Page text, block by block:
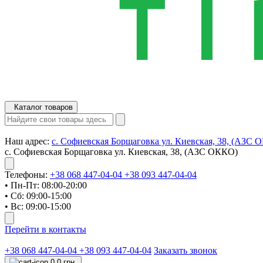
Каталог товаров
Наш адрес: с. Софиевская Борщаговка ул. Киевская, 38, (АЗС
с. Софиевская Борщаговка ул. Киевская, 38, (АЗС ОККО)
Телефоны: +38 068 447-04-04 +38 093 447-04-04
• Пн-Пт: 08:00-20:00
• Сб: 09:00-15:00
• Вс: 09:00-15:00
Перейти в контакты
+38 068 447-04-04 +38 093 447-04-04 Заказать звонок